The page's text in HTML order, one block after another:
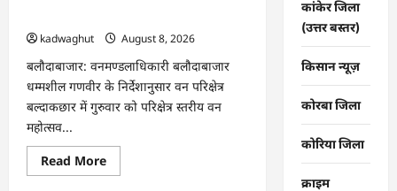
kadwaghut
August 8, 2026
बलौदाबाजार: वनमण्डलाधिकारी बलौदाबाजार
धम्मशील गणवीर के निर्देशानुसार वन परिक्षेत्र
बल्दाकछार में गुरुवार को परिक्षेत्र स्तरीय वन
महोत्सव...
Read MoreRead
more
कांकेर जिला
(उत्तर बस्तर)
किसान न्यूज़
कोरबा जिला
कोरिया जिला
क्राइम